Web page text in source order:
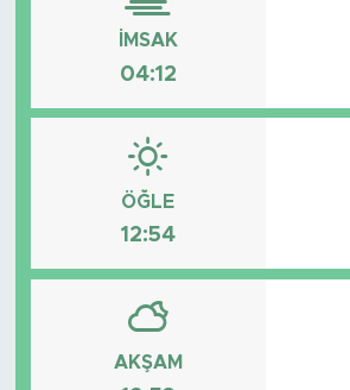
İMSAK
04:12
ÖĞLE
12:54
AKŞAM